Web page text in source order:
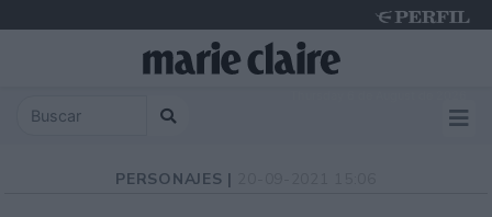
PERSONAJES |